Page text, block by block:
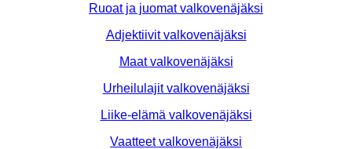
Ruoat ja juomat valkovenäjäksi
Adjektiivit valkovenäjäksi
Maat valkovenäjäksi
Urheilulajit valkovenäjäksi
Liike-elämä valkovenäjäksi
Vaatteet valkovenäjäksi